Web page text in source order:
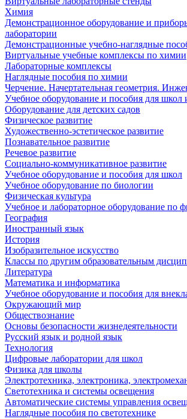
Химия
Демонстрационное оборудование и
лаборатории
Демонстрационные учебно-наглядные
Виртуальные учебные комплексы по химии
Лабораторные комплексы
Наглядные пособия по химии
Черчение. Начертательная геометрия.
Учебное оборудование и пособия для школ
Оборудование для детских садов
Физическое развитие
Художественно-эстетическое развитие
Познавательное развитие
Речевое развитие
Социально-коммуникативное развитие
Учебное оборудование и пособия для школ
Учебное оборудование по биологии
Физическая культура
Учебное и лабораторное оборудование по
География
Иностранный язык
История
Изобразительное искусство
Классы по другим образовательным
Литература
Математика и информатика
Учебное оборудование и пособия для
Окружающий мир
Обществознание
Основы безопасности жизнедеятельности
Русский язык и родной язык
Технология
Цифровые лаборатории для школ
Физика для школы
Электротехника, электроника,
Светотехника и системы освещения
Автоматические системы управления
Наглядные пособия по светотехнике